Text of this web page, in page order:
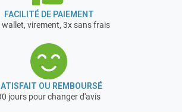
FACILITÉ DE PAIEMENT
wallet, virement, 3x sans frais
OU REMBOURSÉ
jours pour changer d'avis